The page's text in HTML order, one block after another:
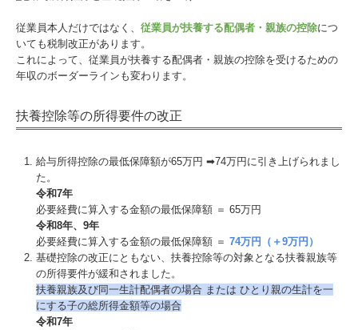
従業員本人だけではなく、 従業員が扶養する配偶者・親族の控除につ
いても税制改正があります。
これによって、従業員が扶養する配偶者・親族の控除を受けるための
年収のボーダーラインも変わります。
扶養控除等の所得要件の改正
給与所得控除の最低保障額が65万円 ➡74万円に引き上げられまし
た。
令和7年
必要経費に算入する金額の最低保障額 ＝ 65万円
令和8年、9年
必要経費に算入する金額の最低保障額 ＝ 74万円（＋9万円）
基礎控除の改正にともない、扶養控除等の対象となる扶養親族等
の所得要件が緩和されました。
扶養親族及び同⼀⽣計配偶者の場合 または ひとり親の⽣計を⼀
にする⼦の総所得⾦額等の場合
令和7年